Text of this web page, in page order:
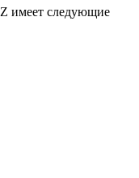
имеет следующие